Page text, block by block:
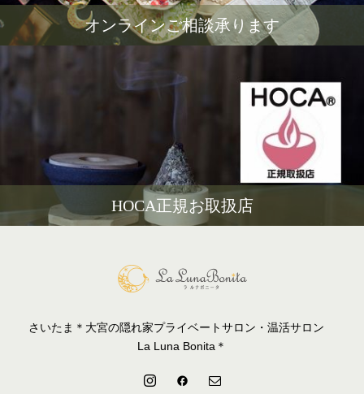
オンラインご相談承ります
HOCA正規お取扱店
さいたま＊大宮の隠れ家プライベートサロン・温活サロン
La Luna Bonita＊